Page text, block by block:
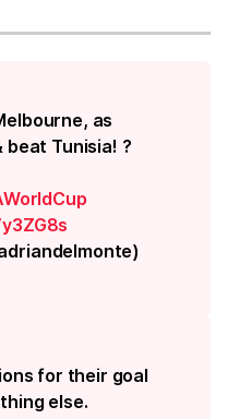
as
Tunisia! ?
for their goal
else.